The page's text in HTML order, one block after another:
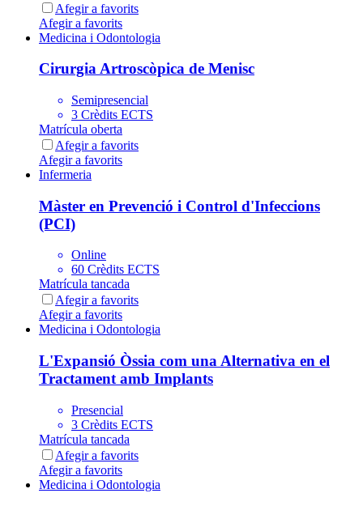
Afegir a favorits
Afegir a favorits
Medicina i Odontologia
Cirurgia Artroscòpica de Menisc
Semipresencial
3 Crèdits ECTS
Matrícula oberta
Afegir a favorits
Afegir a favorits
Infermeria
Màster en Prevenció i Control d'Infeccions
(PCI)
Online
60 Crèdits ECTS
Matrícula tancada
Afegir a favorits
Afegir a favorits
Medicina i Odontologia
L'Expansió Òssia com una Alternativa en el
Tractament amb Implants
Presencial
3 Crèdits ECTS
Matrícula tancada
Afegir a favorits
Afegir a favorits
Medicina i Odontologia